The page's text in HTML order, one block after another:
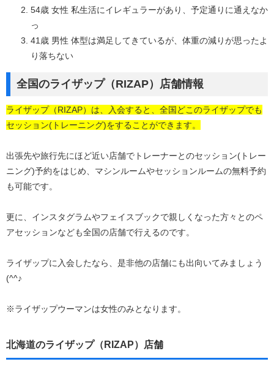
54歳 女性 私生活にイレギュラーがあり、予定通りに通えなか
っ
41歳 男性 体型は満足してきているが、体重の減りが思ったよ
り落ちない
全国のライザップ（RIZAP）店舗情報
ライザップ（RIZAP）は、入会すると、全国どこのライザップでも
セッション(トレーニング)をすることができます。
出張先や旅行先にほど近い店舗でトレーナーとのセッション(トレー
ニング)予約をはじめ、マシンルームやセッションルームの無料予約
も可能です。
更に、インスタグラムやフェイスブックで親しくなった方々とのペ
アセッションなども全国の店舗で行えるのです。
ライザップに入会したなら、是非他の店舗にも出向いてみましょう
(^^♪
※ライザップウーマンは女性のみとなります。
北海道のライザップ（RIZAP）店舗